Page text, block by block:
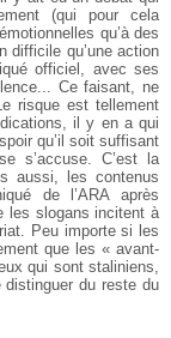
(qui pour cela
qu’à des
difficile qu’une action
officiel, avec ses
Ce faisant, ne
risque est tellement
il y en a qui
qu’il soit suffisant
s’accuse. C’est la
aussi, les contenus
de l’ARA après
les slogans incitent à
Peu importe si les
que les « avant­-
qui sont staliniens,
du reste du